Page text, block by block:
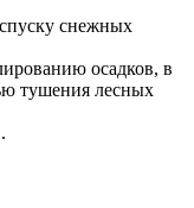
снежных
осадков, в
тушения лесных